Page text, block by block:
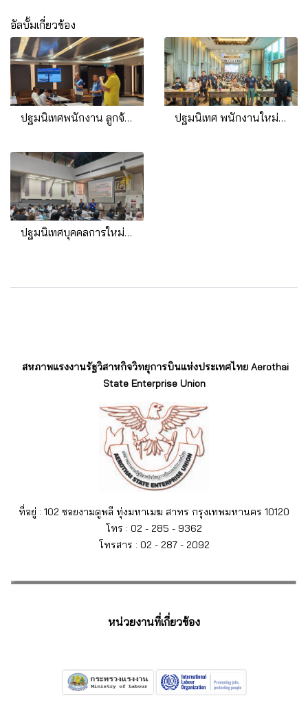
อัลบั้มเกี่ยวข้อง
ปฐมนิเทศพนักงาน ลูกจ้างสัญาจ้าง บริษัท วิทยุการบินแห่งประเทศไทย จำกัด 5 เมษายน 2567 ปฐมนิเทศ พนักงานใหม่ ปี พ.ศ. 2569
ปฐมนิเทศบุคคลการใหม่ ICC FDO จำนวน 56 คน 2568
สหภาพแรงงานรัฐวิสาหกิจวิทยุการบินแห่งประเทศไทย Aerothai
State Enterprise Union
ที่อยู่ : 102 ซอยงามดูพลี ทุ่งมหาเมฆ สาทร กรุงเทพมหานคร 10120
โทร : 02 - 285 - 9362
โทรสาร : 02 - 287 - 2092
หน่วยงานที่เกี่ยวข้อง